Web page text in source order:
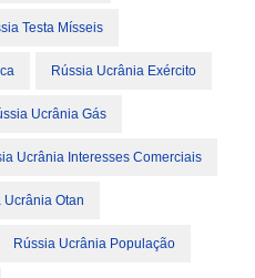
Testa Mísseis
Rússia Ucrânia Exército
Ucrânia Gás
Ucrânia Interesses Comerciais
Ucrânia Otan
Rússia Ucrânia População